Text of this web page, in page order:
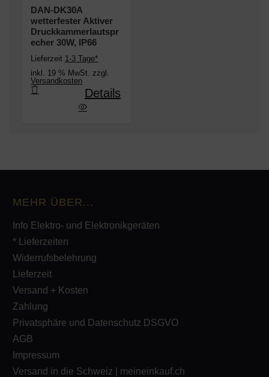
DAN-DK30A
wetterfester Aktiver
Druckkammerlautspr
echer 30W, IP66
Lieferzeit 1-3 Tage*
inkl. 19 % MwSt. zzgl.
Versandkosten
Aktiver Druckkammerlautsprecher 30W,
Details
MEHR ÜBER...
Info Elektro- und Elektronikgeräten
* Lieferzeiten
Widerrufsbelehrung
Lieferzeit
Versand + Kosten
Zahlung
Privatsphäre und Datenschutz DSGVO
AGB
Impressum
Versand in die Schweiz | meineinkauf.ch